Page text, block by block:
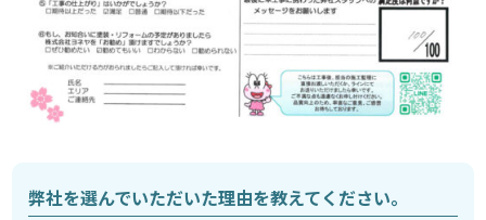
弊社を選んでいただいた理由を教えてください。